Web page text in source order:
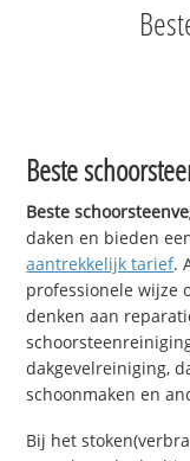
Beste
Beste
daken en bieden
aantrekkelijk tarief.
professionele wijze
denken aan
dakgevelreiniging,
schoonmaken en
Bij het